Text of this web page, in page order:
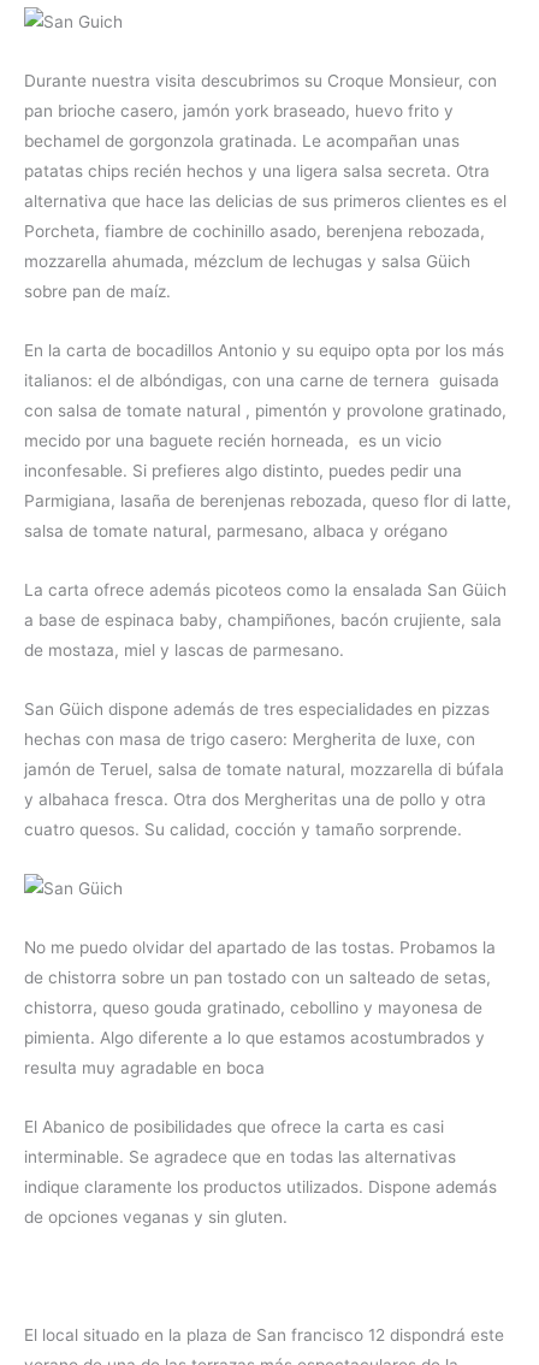
Durante nuestra visita descubrimos su Croque Monsieur, con
pan brioche casero, jamón york braseado, huevo frito y
bechamel de gorgonzola gratinada. Le acompañan unas
patatas chips recién hechos y una ligera salsa secreta. Otra
alternativa que hace las delicias de sus primeros clientes es el
Porcheta, fiambre de cochinillo asado, berenjena rebozada,
mozzarella ahumada, mézclum de lechugas y salsa Güich
sobre pan de maíz.
En la carta de bocadillos Antonio y su equipo opta por los más
italianos: el de albóndigas, con una carne de ternera guisada
con salsa de tomate natural , pimentón y provolone gratinado,
mecido por una baguete recién horneada, es un vicio
inconfesable. Si prefieres algo distinto, puedes pedir una
Parmigiana, lasaña de berenjenas rebozada, queso flor di latte,
salsa de tomate natural, parmesano, albaca y orégano
La carta ofrece además picoteos como la ensalada San Güich
a base de espinaca baby, champiñones, bacón crujiente, sala
de mostaza, miel y lascas de parmesano.
San Güich dispone además de tres especialidades en pizzas
hechas con masa de trigo casero: Mergherita de luxe, con
jamón de Teruel, salsa de tomate natural, mozzarella di búfala
y albahaca fresca. Otra dos Mergheritas una de pollo y otra
cuatro quesos. Su calidad, cocción y tamaño sorprende.
No me puedo olvidar del apartado de las tostas. Probamos la
de chistorra sobre un pan tostado con un salteado de setas,
chistorra, queso gouda gratinado, cebollino y mayonesa de
pimienta. Algo diferente a lo que estamos acostumbrados y
resulta muy agradable en boca
El Abanico de posibilidades que ofrece la carta es casi
interminable. Se agradece que en todas las alternativas
indique claramente los productos utilizados. Dispone además
de opciones veganas y sin gluten.
El local situado en la plaza de San francisco 12 dispondrá este